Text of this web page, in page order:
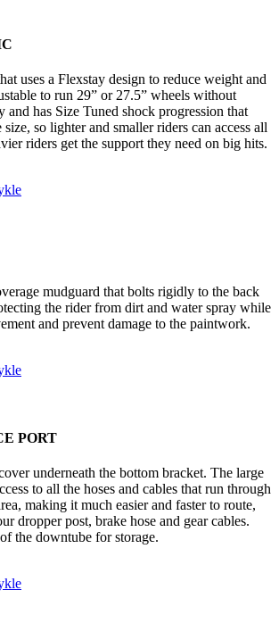
uses a Flexstay design to reduce weight and
to run 29” or 27.5” wheels without
and has Size Tuned shock progression that
so lighter and smaller riders can access all
riders get the support they need on big hits.
mudguard that bolts rigidly to the back
the rider from dirt and water spray while
and prevent damage to the paintwork.
PORT
underneath the bottom bracket. The large
to all the hoses and cables that run through
making it much easier and faster to route,
dropper post, brake hose and gear cables.
the downtube for storage.